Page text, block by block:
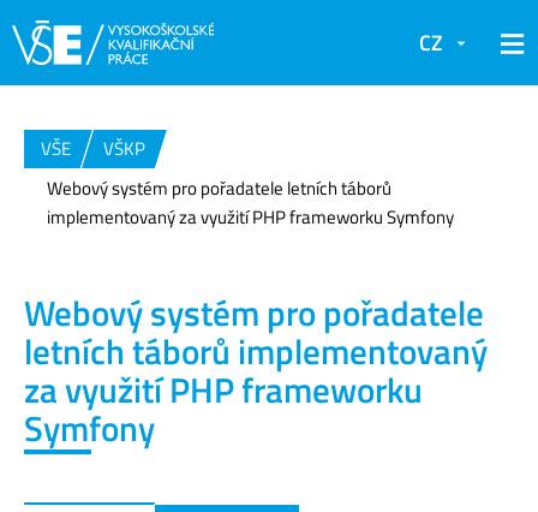
CZ
VŠE
VŠKP
Webový systém pro pořadatele letních táborů
implementovaný za využití PHP frameworku Symfony
Webový systém pro pořadatele
letních táborů implementovaný
za využití PHP frameworku
Symfony